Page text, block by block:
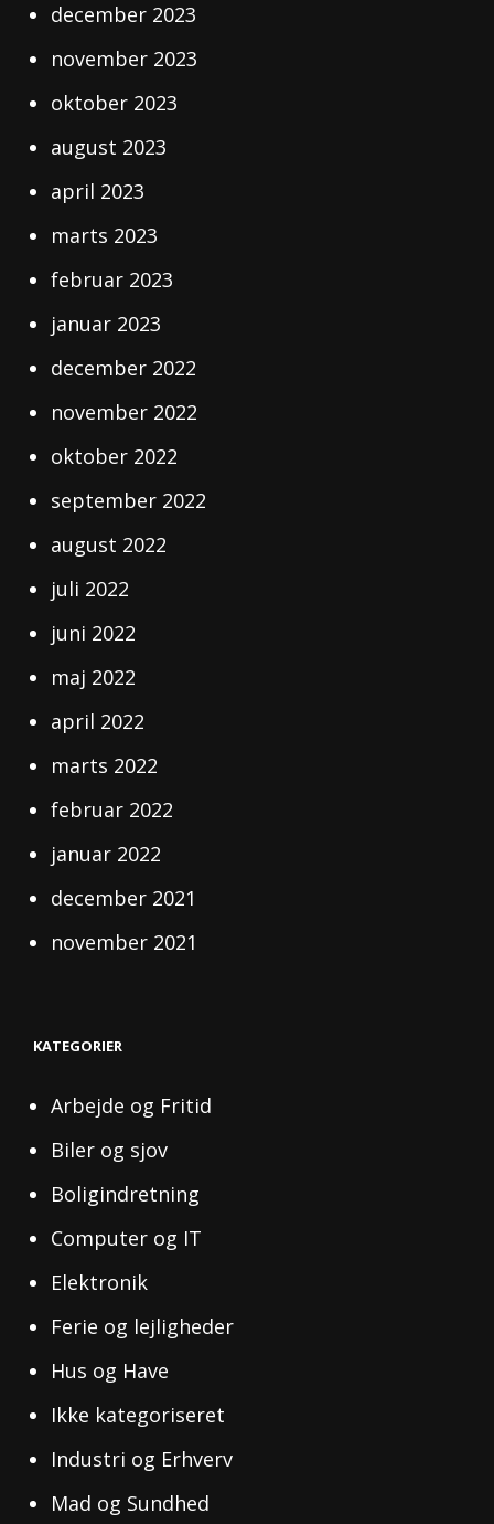
december 2023
november 2023
oktober 2023
august 2023
april 2023
marts 2023
februar 2023
januar 2023
december 2022
november 2022
oktober 2022
september 2022
august 2022
juli 2022
juni 2022
maj 2022
april 2022
marts 2022
februar 2022
januar 2022
december 2021
november 2021
KATEGORIER
Arbejde og Fritid
Biler og sjov
Boligindretning
Computer og IT
Elektronik
Ferie og lejligheder
Hus og Have
Ikke kategoriseret
Industri og Erhverv
Mad og Sundhed